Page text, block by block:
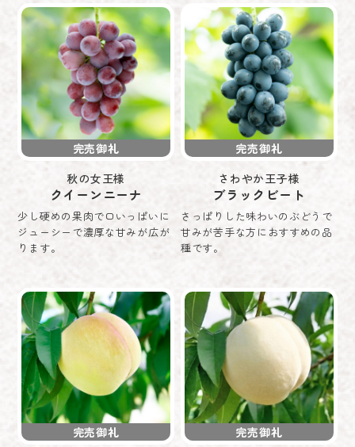
完売御礼
秋の女王様
クイーンニーナ
少し硬めの果肉で口いっぱいに
ジューシーで濃厚な甘みが広が
ります。
完売御礼
さわやか王子様
ブラックビート
さっぱりした味わいのぶどうで
甘みが苦手な方におすすめの品
種です。
完売御礼
完売御礼